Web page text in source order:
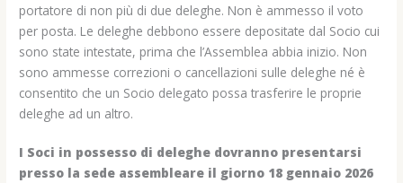
portatore di non più di due deleghe. Non è ammesso il voto
per posta. Le deleghe debbono essere depositate dal Socio cui
sono state intestate, prima che l’Assemblea abbia inizio. Non
sono ammesse correzioni o cancellazioni sulle deleghe né è
consentito che un Socio delegato possa trasferire le proprie
deleghe ad un altro.
I Soci in possesso di deleghe dovranno presentarsi
presso la sede assembleare il giorno 18 gennaio 2026